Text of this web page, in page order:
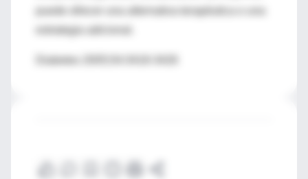
puede ofrecer una alternativa terapéutica o una
estrategia adicional.